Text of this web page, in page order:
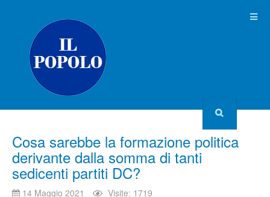
Cosa sarebbe la formazione politica
derivante dalla somma di tanti
sedicenti partiti DC?
14 Maggio 2021 Visite: 1719